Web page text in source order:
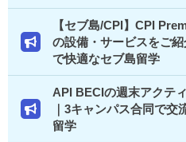
【セブ島/CPI】CPI
の設備・サービスをご
で快適なセブ島留学
API BECIの週末アクテ
｜3キャンパス合同で交
留学